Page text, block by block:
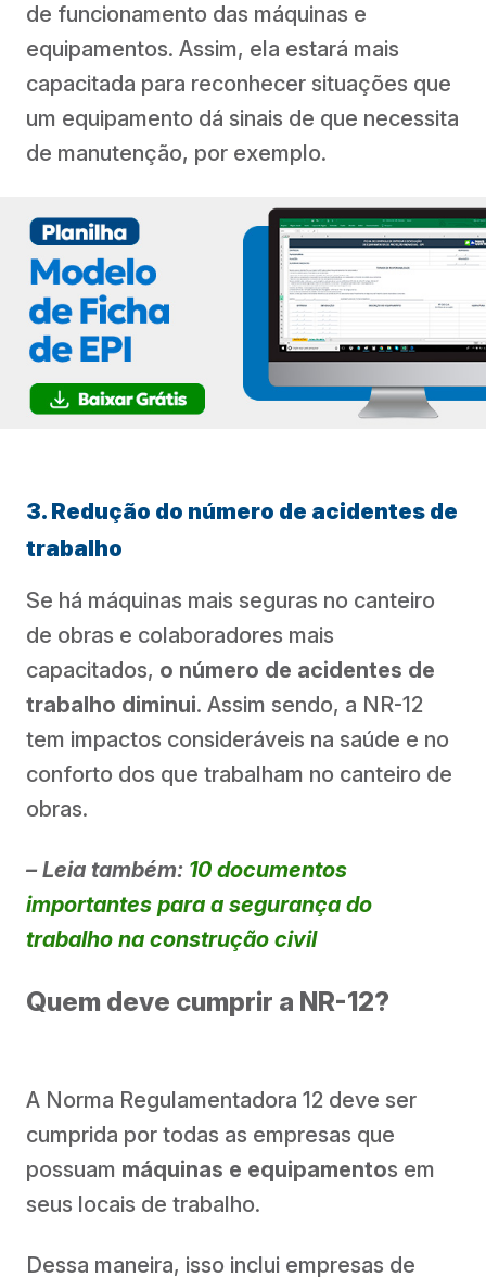
de funcionamento das máquinas e
equipamentos. Assim, ela estará mais
capacitada para reconhecer situações que
um equipamento dá sinais de que necessita
de manutenção, por exemplo.
3. Redução do número de acidentes de
trabalho
Se há máquinas mais seguras no canteiro
de obras e colaboradores mais
capacitados, o número de acidentes de
trabalho diminui. Assim sendo, a NR-12
tem impactos consideráveis na saúde e no
conforto dos que trabalham no canteiro de
obras.
– Leia também: 10 documentos
importantes para a segurança do
trabalho na construção civil
Quem deve cumprir a NR-12?
A Norma Regulamentadora 12 deve ser
cumprida por todas as empresas que
possuam máquinas e equipamentos em
seus locais de trabalho.
Dessa maneira, isso inclui empresas de